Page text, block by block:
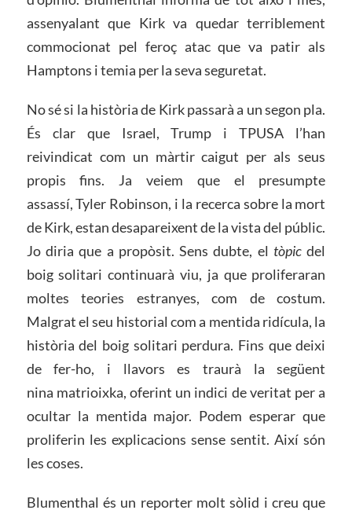
assenyalant que Kirk va quedar terriblement
commocionat pel feroç atac que va patir als
Hamptons i temia per la seva seguretat.
No sé si la història de Kirk passarà a un segon pla.
És clar que Israel, Trump i TPUSA l’han
reivindicat com un màrtir caigut per als seus
propis fins. Ja veiem que el presumpte
assassí, Tyler Robinson, i la recerca sobre la mort
de Kirk, estan desapareixent de la vista del públic.
Jo diria que a propòsit. Sens dubte, el tòpic del
boig solitari continuarà viu, ja que proliferaran
moltes teories estranyes, com de costum.
Malgrat el seu historial com a mentida ridícula, la
història del boig solitari perdura. Fins que deixi
de fer-ho, i llavors es traurà la següent
nina matrioixka, oferint un indici de veritat per a
ocultar la mentida major. Podem esperar que
proliferin les explicacions sense sentit. Així són
les coses.
Blumenthal és un reporter molt sòlid i creu que